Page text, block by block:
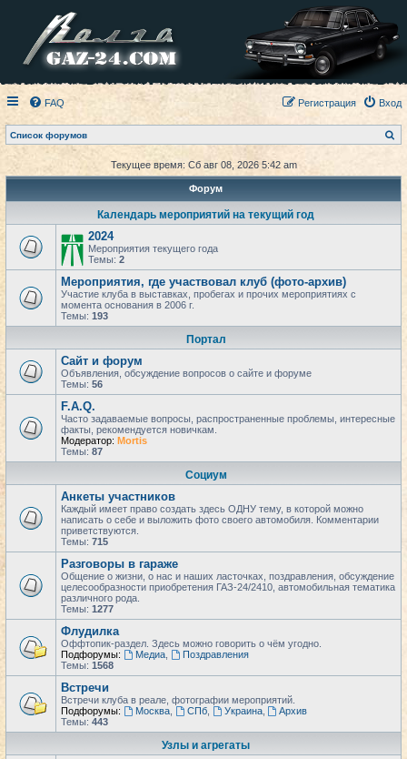
FAQ Вход
Регистрация
Список форумов
о
к
Текущее время: Сб авг 08, 2026 5:42 am
Форум
Календарь мероприятий на текущий год
2024
Мероприятия текущего года
Темы: 2
Мероприятия, где участвовал клуб (фото-архив)
Участие клуба в выставках, пробегах и прочих мероприятиях с
момента основания в 2006 г.
Темы: 193
Портал
Сайт и форум
Объявления, обсуждение вопросов о сайте и форуме
Темы: 56
F.A.Q.
Часто задаваемые вопросы, распространенные проблемы, интересные
факты, рекомендуется новичкам.
Модератор: Mortis
Темы: 87
Социум
Анкеты участников
Каждый имеет право создать здесь ОДНУ тему, в которой можно
написать о себе и выложить фото своего автомобиля. Комментарии
приветствуются.
Темы: 715
Разговоры в гараже
Общение о жизни, о нас и наших ласточках, поздравления, обсуждение
целесообразности приобретения ГАЗ-24/2410, автомобильная тематика
различного рода.
Темы: 1277
Флудилка
Оффтопик-раздел. Здесь можно говорить о чём угодно.
Подфорумы:
Медиа,
Поздравления
Темы: 1568
Встречи
Встречи клуба в реале, фотографии мероприятий.
Подфорумы:
Москва, СПб, Украина,
Архив
Темы: 443
Узлы и агрегаты